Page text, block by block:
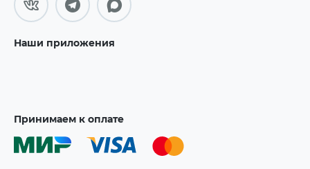
Наши приложения
Принимаем к оплате